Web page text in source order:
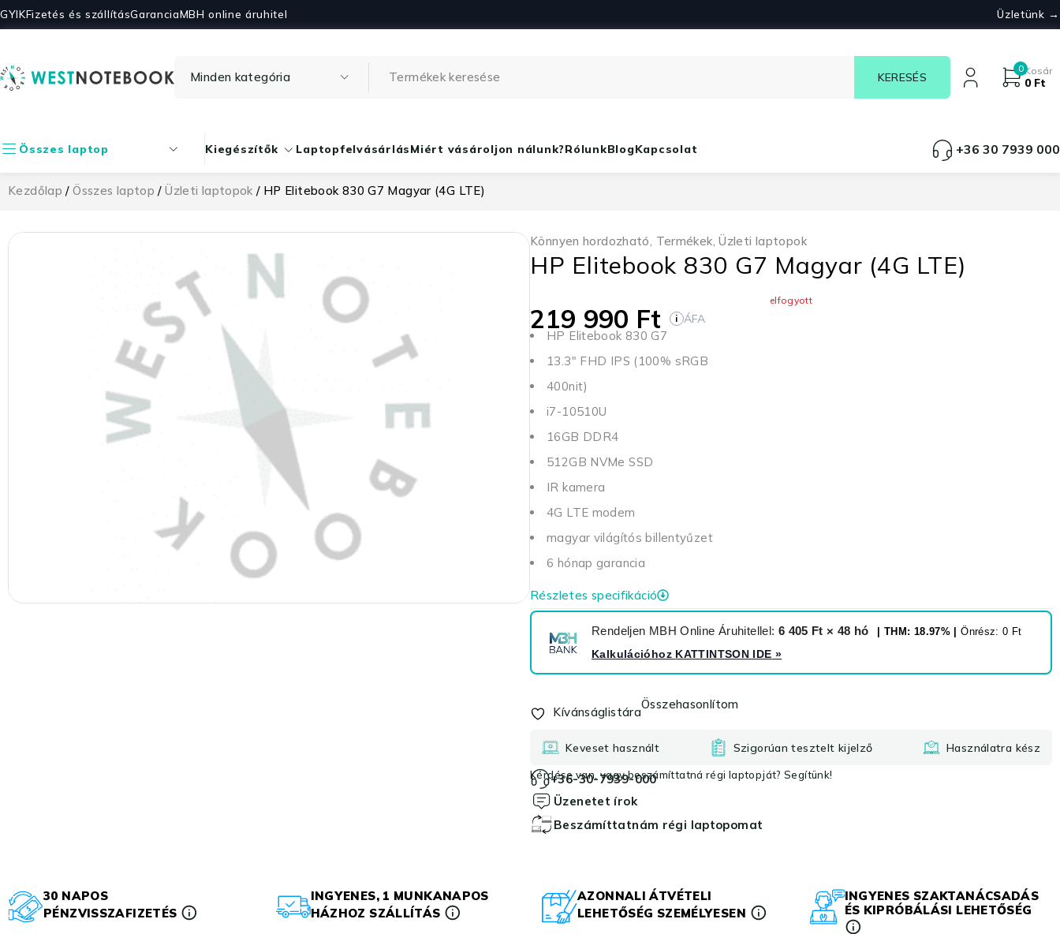
GYIKFizetés és szállításGaranciaMBH online áruhitel Üzletünk →
0Kosár
0 Ft
Összes laptop Kiegészítők LaptopfelvásárlásMiért vásároljon nálunk?RólunkBlogKapcsolat +36 30 7939 000
Kezdőlap /Összes laptop /Üzleti laptopok / HP Elitebook 830 G7 Magyar (4G LTE)
Könnyen hordozható, Termékek,Üzleti laptopok
HP Elitebook 830 G7 Magyar (4G LTE)
elfogyott
219 990 Ft i ÁFA
HP Elitebook 830 G7
13.3" FHD IPS (100% sRGB
400nit)
i7-10510U
16GB DDR4
512GB NVMe SSD
IR kamera
4G LTE modem
magyar világítós billentyűzet
6 hónap garancia
Részletes specifikáció
Rendeljen MBH Online Áruhitellel: 6 405 Ft × 48 hó | THM: 18.97% |Önrész: 0 Ft
Kalkulációhoz KATTINTSON IDE »
Kívánságlistára
Összehasonlítom
Keveset használt Szigorúan tesztelt kijelző Használatra kész
Kérdése van, vagy beszámíttatná régi laptopját? Segítünk!
+36-30-7939-000
Üzenetet írok
Beszámíttatnám régi laptopomat
30 NAPOS
PÉNZVISSZAFIZETÉS
INGYENES, 1 MUNKANAPOS
HÁZHOZ SZÁLLÍTÁS
AZONNALI ÁTVÉTELI
LEHETŐSÉG SZEMÉLYESEN
INGYENES SZAKTANÁCSADÁS
ÉS KIPRÓBÁLÁSI LEHETŐSÉG